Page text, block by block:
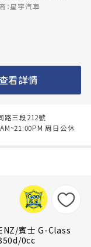
：星宇汽車
查看詳情
路三段212號
周日公休
賓士 G-Class
0cc